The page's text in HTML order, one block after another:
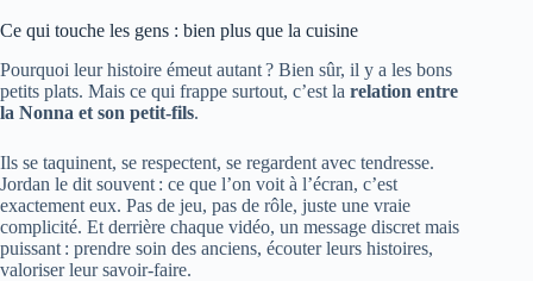
Ce qui touche les gens : bien plus que la cuisine
Pourquoi leur histoire émeut autant ? Bien sûr, il y a les bons
petits plats. Mais ce qui frappe surtout, c’est la relation entre
la Nonna et son petit-fils.
Ils se taquinent, se respectent, se regardent avec tendresse.
Jordan le dit souvent : ce que l’on voit à l’écran, c’est
exactement eux. Pas de jeu, pas de rôle, juste une vraie
complicité. Et derrière chaque vidéo, un message discret mais
puissant : prendre soin des anciens, écouter leurs histoires,
valoriser leur savoir-faire.